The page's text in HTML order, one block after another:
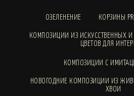
ОЗЕЛЕНЕНИЕ КОРЗИНЫ
КОМПОЗИЦИИ ИЗ ИСКУССТВЕННЫХ
ЦВЕТОВ ДЛЯ
КОМПОЗИЦИИ С
НОВОГОДНИЕ КОМПОЗИЦИИ ИЗ
ХВОИ